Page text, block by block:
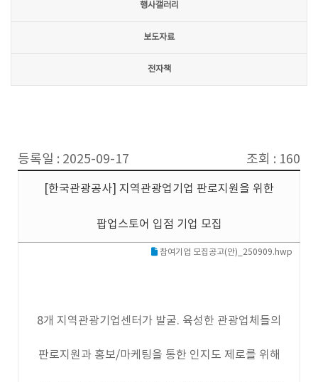
행사갤러리
보도자료
전자책
등록일 : 2025-09-17 조회 : 160
[한국관광공사] 지역관광업기업 판로지원을 위한
팝업스토어 입점 기업 모집
참여기업 모집공고(안)_250909.hwp
8개 지역관광기업센터가 발굴. 육성한 관광업체들의
판로지원과 홍보/마케팅을 통한 인지도 제로를 위해